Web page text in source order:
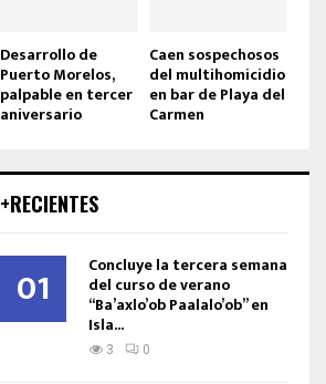
Desarrollo de
Puerto Morelos,
palpable en tercer
aniversario
Caen sospechosos
del multihomicidio
en bar de Playa del
Carmen
+RECIENTES
01 Concluye la tercera semana
del curso de verano
“Ba’axlo’ob Paalalo’ob” en
Isla...
3 0